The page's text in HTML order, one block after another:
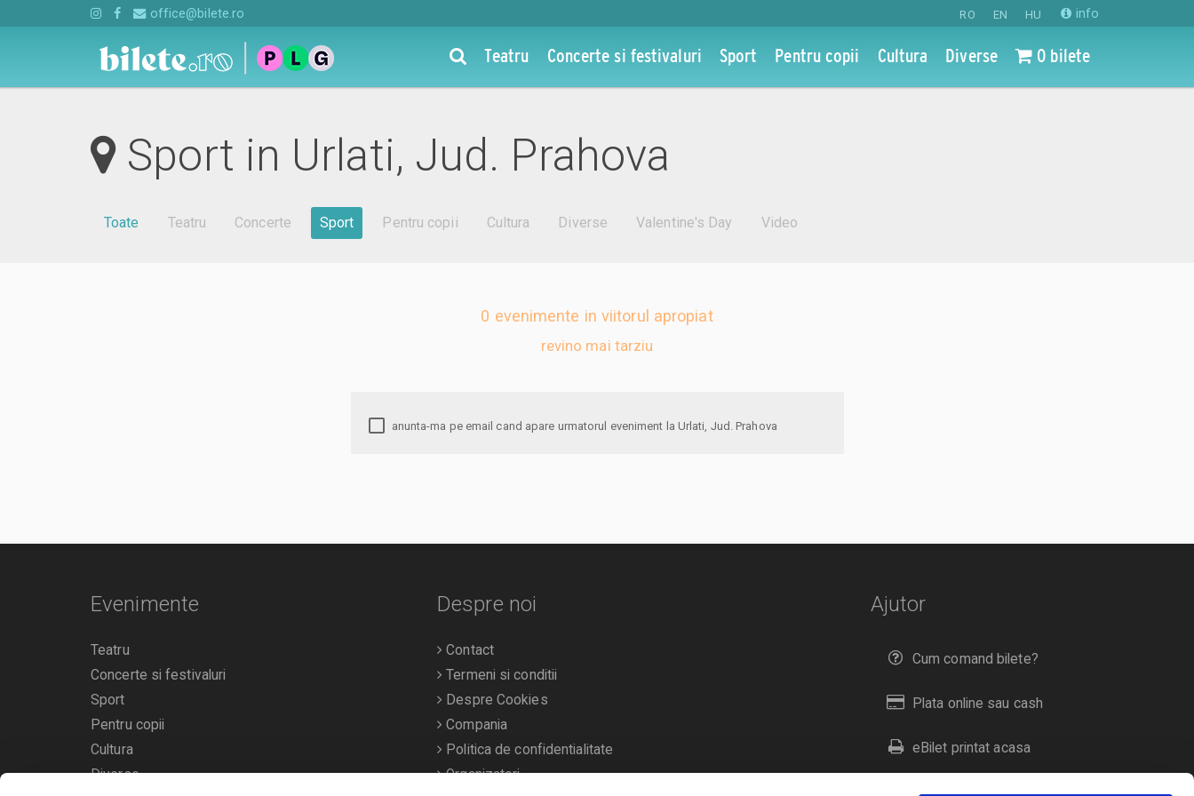
RO EN HU info
office@bilete.ro
Teatru Concerte si festivaluri Sport Pentru copii Cultura Diverse 0 bilete
Sport in Urlati, Jud. Prahova
Toate Teatru Concerte Sport Pentru copii Cultura Diverse Valentine's Day Video
0 evenimente in viitorul apropiat
revino mai tarziu
anunta-ma pe email cand apare urmatorul eveniment la Urlati, Jud. Prahova
Ajutor
Cum comand bilete?
Plata online sau cash
eBilet printat acasa
Livrare prin curier
Evenimente
Teatru
Concerte si festivaluri
Sport
Pentru copii
Cultura
Diverse
Despre noi
Contact
Termeni si conditii
Despre Cookies
Compania
Politica de confidentialitate
Organizatori